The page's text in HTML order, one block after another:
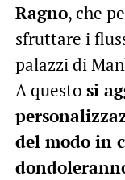
Ragno, che
sfruttare i
palazzi di
A questo si
del modo in